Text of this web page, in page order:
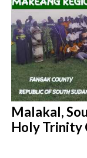
Malakal,
Holy Trinity